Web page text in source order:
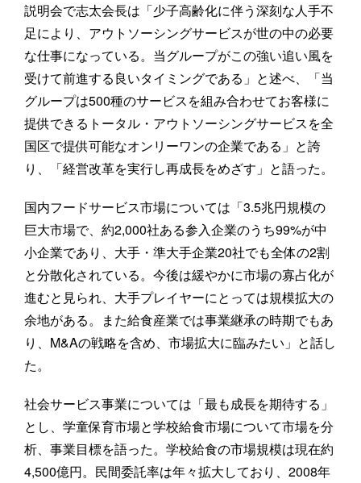
説明会で志太会長は「少子高齢化に伴う深刻な人手不
足により、アウトソーシングサービスが世の中の必要
な仕事になっている。当グループがこの強い追い風を
受けて前進する良いタイミングである」と述べ、「当
グループは500種のサービスを組み合わせてお客様に
提供できるトータル・アウトソーシングサービスを全
国区で提供可能なオンリーワンの企業である」と誇
り、「経営改革を実行し再成長をめざす」と語った。
国内フードサービス市場については「3.5兆円規模の
巨大市場で、約2,000社ある参入企業のうち99%が中
小企業であり、大手・準大手企業20社でも全体の2割
と分散化されている。今後は緩やかに市場の寡占化が
進むと見られ、大手プレイヤーにとっては規模拡大の
余地がある。また給食産業では事業継承の時期でもあ
り、M&Aの戦略を含め、市場拡大に臨みたい」と話し
た。
社会サービス事業については「最も成長を期待する」
とし、学童保育市場と学校給食市場について市場を分
析、事業目標を語った。学校給食の市場規模は現在約
4,500億円。民間委託率は年々拡大しており、2008年